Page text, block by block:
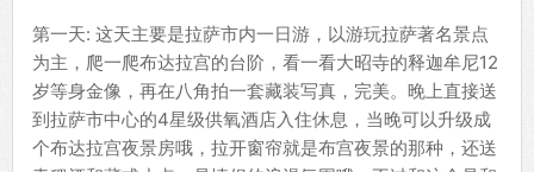
第一天: 这天主要是拉萨市内一日游，以游玩拉萨著名景点
为主，爬一爬布达拉宫的台阶，看一看大昭寺的释迦牟尼12
岁等身金像，再在八角拍一套藏装写真，完美。晚上直接送
到拉萨市中心的4星级供氧酒店入住休息，当晚可以升级成
个布达拉宫夜景房哦，拉开窗帘就是布宫夜景的那种，还送